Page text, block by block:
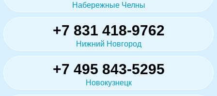
Набережные Челны
+7 831 418-9762
Нижний Новгород
+7 495 843-5295
Новокузнецк